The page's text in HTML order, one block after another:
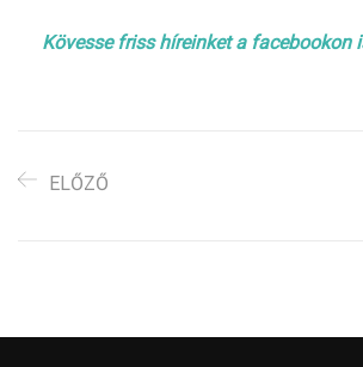
Kövesse friss híreinket a facebookon
ELŐZŐ